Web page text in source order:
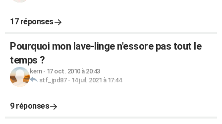
17 réponses
Pourquoi mon lave-linge n'essore pas tout le
temps ?
kern- 17 oct. 2010 à 20:43
stf_jpd87- 14 juil. 2021 à 17:44
9 réponses